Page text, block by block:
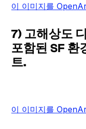
이 이미지를
7) 고해상도
포함된 SF 환
트.
이 이미지를